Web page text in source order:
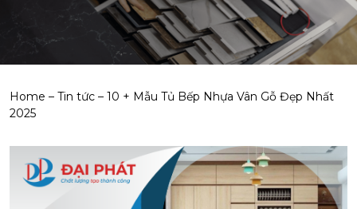
Home – Tin tức – 10 + Mẫu Tủ Bếp Nhựa Vân Gỗ Đẹp Nhất
2025